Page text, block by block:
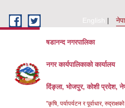
English
षडानन्द नगरपालिका
नगर कार्यपालिकाको कार्यालय
दिंङ्ला, भोजपुर, कोशी प्रदेश,
"कृषि, पर्यापर्यटन र पूर्वाधार,